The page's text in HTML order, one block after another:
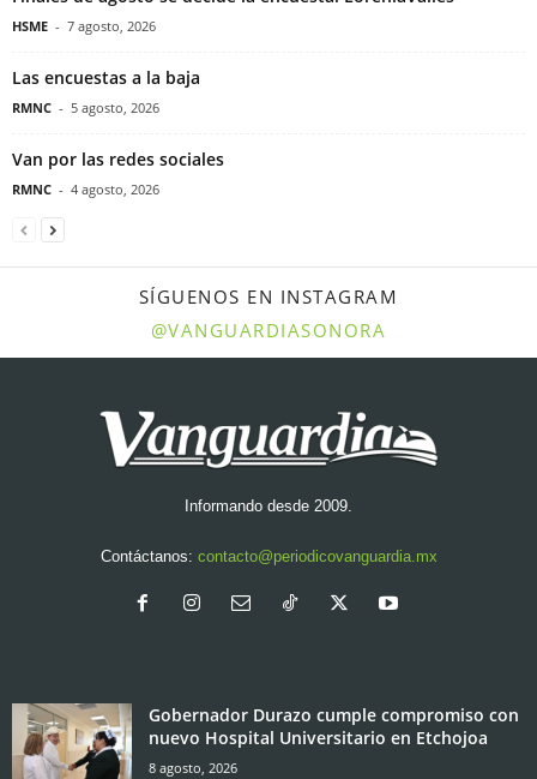
HSME - 7 agosto, 2026
Las encuestas a la baja
RMNC - 5 agosto, 2026
Van por las redes sociales
RMNC - 4 agosto, 2026
SÍGUENOS EN INSTAGRAM
@VANGUARDIASONORA
Informando desde 2009.
Contáctanos: contacto@periodicovanguardia.mx
Gobernador Durazo cumple compromiso con
nuevo Hospital Universitario en Etchojoa
8 agosto, 2026